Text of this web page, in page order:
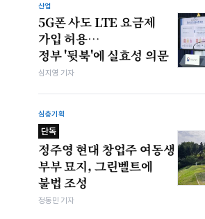
산업
5G폰 사도 LTE 요금제
가입 허용…
정부 '뒷북'에 실효성 의문
심지영 기자
심층기획
단독
정주영 현대 창업주 여동생
부부 묘지, 그린벨트에
불법 조성
정동민 기자